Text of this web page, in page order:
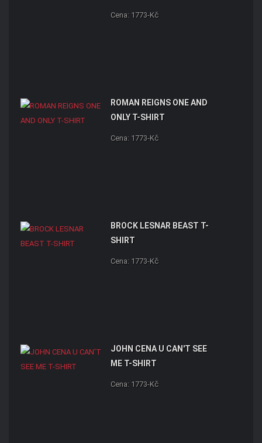
Cena: 1773-Kč
ROMAN REIGNS ONE AND
ONLY T-SHIRT
Cena: 1773-Kč
BROCK LESNAR BEAST T-
SHIRT
Cena: 1773-Kč
JOHN CENA U CAN'T SEE
ME T-SHIRT
Cena: 1773-Kč